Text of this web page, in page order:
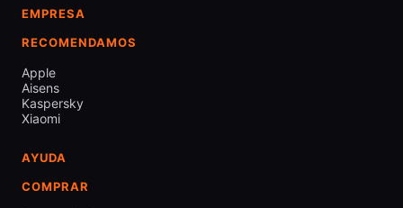
EMPRESA
RECOMENDAMOS
Apple
Aisens
Kaspersky
Xiaomi
AYUDA
COMPRAR